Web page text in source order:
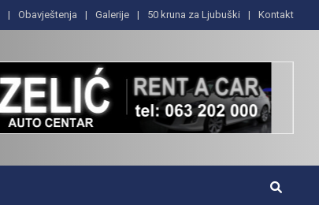
Obavještenja Galerije 50 kruna za Ljubuški Kontakt